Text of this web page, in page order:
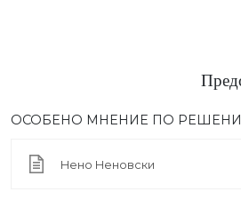
ОСОБЕНО МНЕНИЕ ПО
Нено Неновски